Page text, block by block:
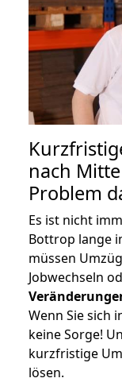
nach
Problem
Es ist nicht
Bottrop lange
müssen
Jobwechseln
Wenn Sie sich
keine Sorge!
kurzfristige
lösen.